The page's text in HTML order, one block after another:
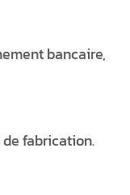
bancaire,
fabrication.